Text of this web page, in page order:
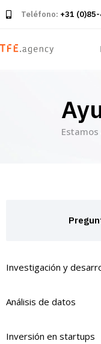
Teléfono: +31
Investigación y
Análisis de datos
Inversión en startups